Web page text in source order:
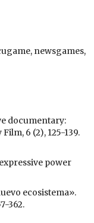
newsgames,
documentary:
6 (2), 125-139.
power
ecosistema».
362.